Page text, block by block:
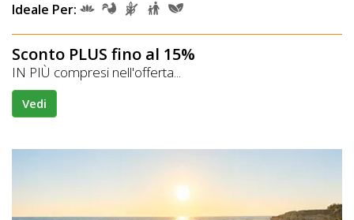
Ideale Per:
Sconto PLUS fino al 15%
IN PIÙ compresi nell'offerta...
Vedi